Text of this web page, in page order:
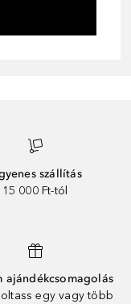
szállítás
15 000 Ft-tól
ajándékcsomagolás
egy vagy több